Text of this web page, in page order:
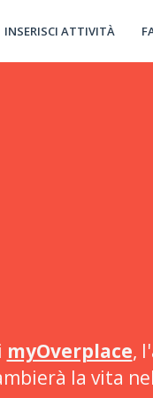
INSERISCI ATTIVITÀ
myOverplace,
la vita